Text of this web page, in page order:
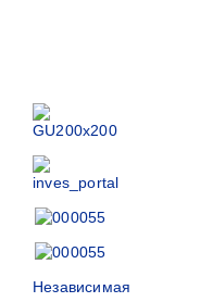
Независимая